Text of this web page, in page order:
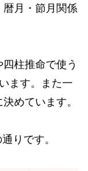
暦月・節月関係
柱推命で使う
ます。また一
めています。
りです。